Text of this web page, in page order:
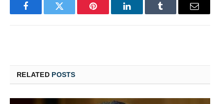
FacebookTwitter Pinterest LinkedInTumblr Email
RELATED POSTS